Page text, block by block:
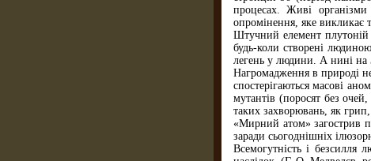
процесах. Живі
опромінення, яке викликає
Штучний елемент плутоній
будь-коли створені
легень у людини. А нині на
Нагромадження в природі
спостерігаються масові
мутантів (поросят без
таких захворювань, як
«Мирний атом» загострив
заради сьогоднішніх
Всемогутність і